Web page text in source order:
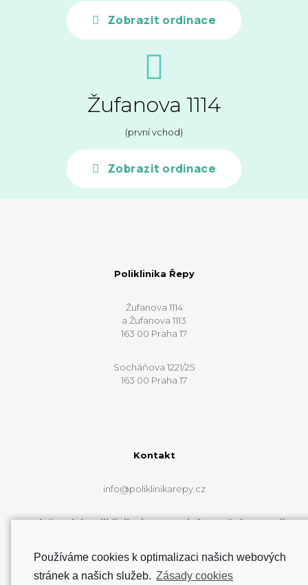
Zobrazit ordinace
Žufanova 1114
(první vchod)
Zobrazit ordinace
Poliklinika Řepy
Žufanova 1114
a Žufanova 1113
163 00 Praha 17
Socháňova 1221/25
163 00 Praha 17
Kontakt
info@poliklinikarepy.cz
Web řepské polikliniky je pouze informační a e-mail
Používáme cookies k optimalizaci našich webových
stránek a našich služeb. Zásady cookies